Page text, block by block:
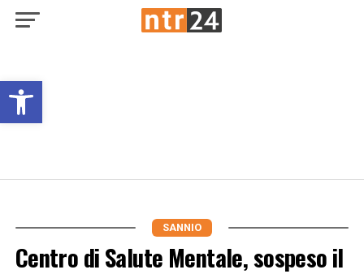
Open toolbar
SANNIO
Centro di Salute Mentale, sospeso il